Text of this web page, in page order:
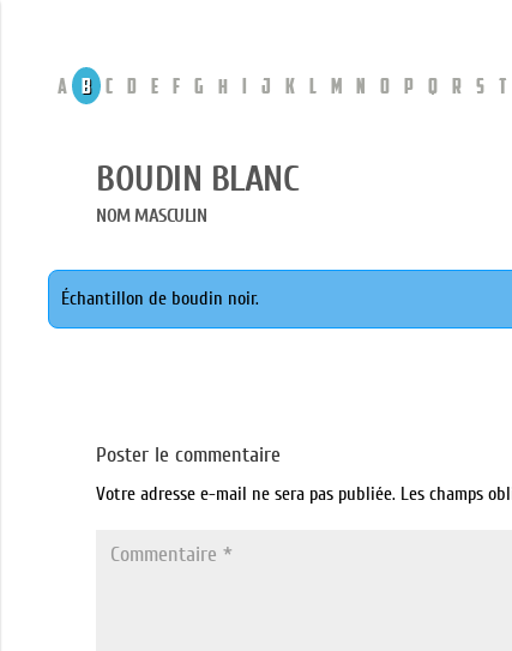
A B C D E F G H I J K L M N O P Q R S T
BOUDIN BLANC
NOM MASCULIN
Échantillon de boudin noir.
Poster le commentaire
Votre adresse e-mail ne sera pas publiée. Les champs